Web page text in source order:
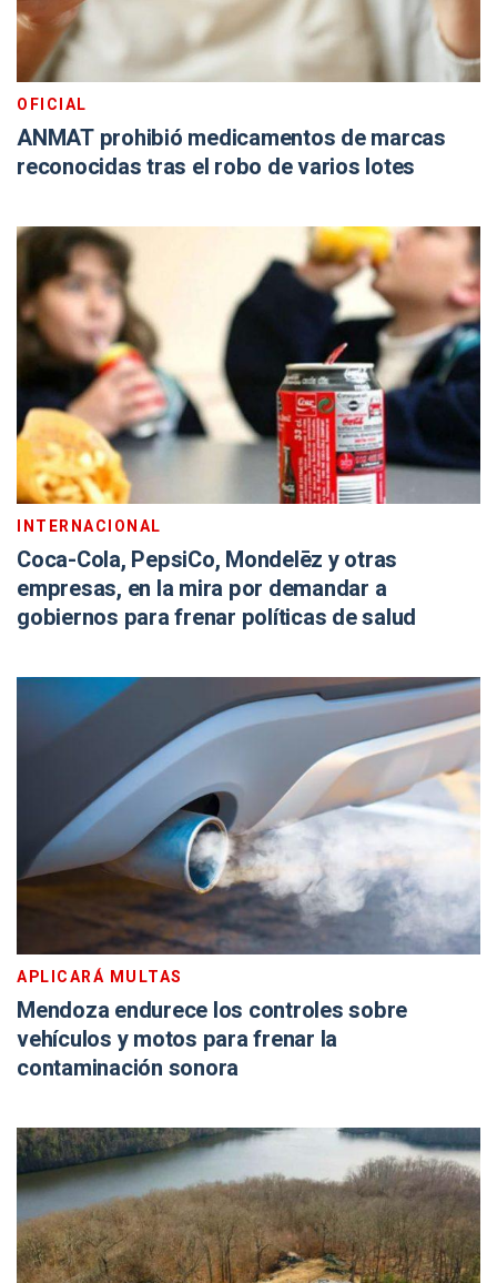
OFICIAL
ANMAT prohibió medicamentos de marcas
reconocidas tras el robo de varios lotes
INTERNACIONAL
Coca-Cola, PepsiCo, Mondelēz y otras
empresas, en la mira por demandar a
gobiernos para frenar políticas de salud
APLICARÁ MULTAS
Mendoza endurece los controles sobre
vehículos y motos para frenar la
contaminación sonora